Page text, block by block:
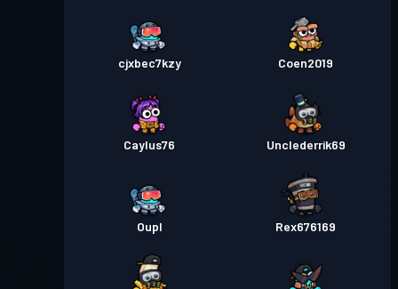
cjxbec7kzy Coen2019
Caylus76 Unclederrik69
Oupl Rex676169